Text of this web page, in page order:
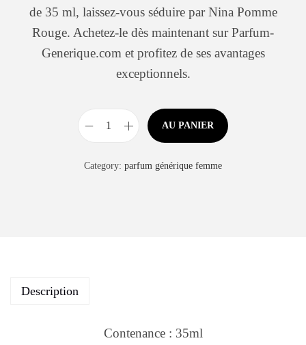
de 35 ml, laissez-vous séduire par Nina Pomme
Rouge. Achetez-le dès maintenant sur Parfum-
Generique.com et profitez de ses avantages
exceptionnels.
AU PANIER
Category: parfum générique femme
Description
Contenance : 35ml